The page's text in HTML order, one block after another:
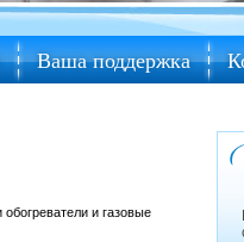
Ваша поддержка
и газовые